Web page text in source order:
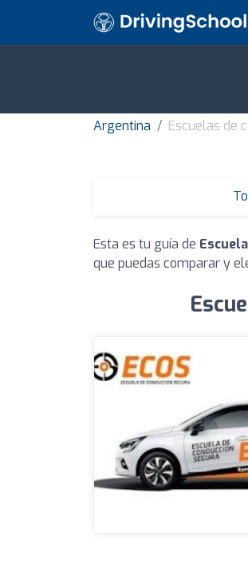
Argentina Escuelas de
Esta es tu guía de
que puedas comparar y